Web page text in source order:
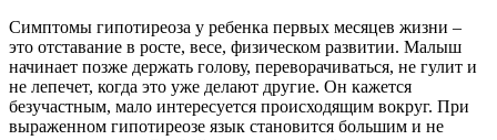
Симптомы гипотиреоза у ребенка первых месяцев жизни –
это отставание в росте, весе, физическом развитии. Малыш
начинает позже держать голову, переворачиваться, не гулит и
не лепечет, когда это уже делают другие. Он кажется
безучастным, мало интересуется происходящим вокруг. При
выраженном гипотиреозе язык становится большим и не